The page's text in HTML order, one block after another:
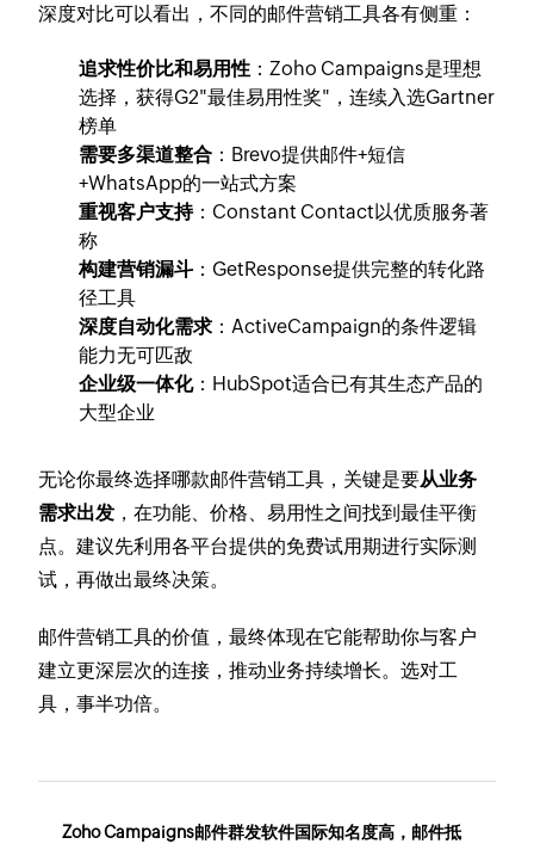
深度对比可以看出，不同的邮件营销工具各有侧重：
追求性价比和易用性 ：Zoho Campaigns是理想
选择，获得G2"最佳易用性奖"，连续入选Gartner
榜单
需要多渠道整合 ：Brevo提供邮件+短信
+WhatsApp的一站式方案
重视客户支持：Constant Contact以优质服务著
称
构建营销漏斗 ：GetResponse提供完整的转化路
径工具
深度自动化需求 ：ActiveCampaign的条件逻辑
能力无可匹敌
企业级一体化：HubSpot适合已有其生态产品的
大型企业
无论你最终选择哪款邮件营销工具，关键是要从业务
需求出发 ，在功能、价格、易用性之间找到最佳平衡
点。建议先利用各平台提供的免费试用期进行实际测
试，再做出最终决策。
邮件营销工具的价值，最终体现在它能帮助你与客户
建立更深层次的连接，推动业务持续增长。选对工
具，事半功倍。
Zoho Campaigns邮件群发软件国际知名度高，邮件抵